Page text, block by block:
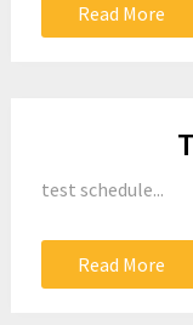
Read More
test schedule...
Read More